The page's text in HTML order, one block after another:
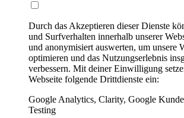
Durch das Akzeptieren dieser Dienste
und Surfverhalten innerhalb unserer
und anonymisiert auswerten, um unsere
optimieren und das Nutzungserlebnis
verbessern. Mit deiner Einwilligung
Webseite folgende Drittdienste ein:
Google Analytics, Clarity, Google
Testing